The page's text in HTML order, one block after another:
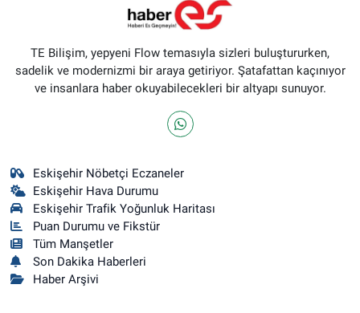
TE Bilişim, yepyeni Flow temasıyla sizleri buluştururken,
sadelik ve modernizmi bir araya getiriyor. Şatafattan kaçınıyor
ve insanlara haber okuyabilecekleri bir altyapı sunuyor.
Eskişehir Nöbetçi Eczaneler
Eskişehir Hava Durumu
Eskişehir Trafik Yoğunluk Haritası
Puan Durumu ve Fikstür
Tüm Manşetler
Son Dakika Haberleri
Haber Arşivi